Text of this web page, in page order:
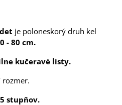
je poloneskorý druh kel
- 80 cm.
kučeravé listy.
rozmer.
stupňov.